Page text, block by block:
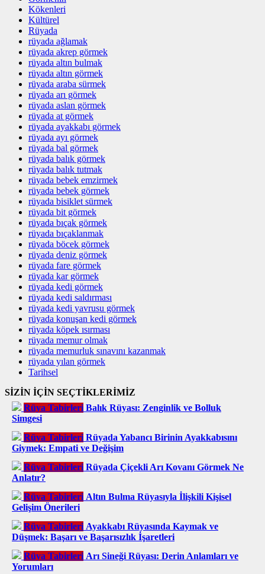
Kökenleri
Kültürel
Rüyada
rüyada ağlamak
rüyada akrep görmek
rüyada altın bulmak
rüyada altın görmek
rüyada araba sürmek
rüyada arı görmek
rüyada aslan görmek
rüyada at görmek
rüyada ayakkabı görmek
rüyada ayı görmek
rüyada bal görmek
rüyada balık görmek
rüyada balık tutmak
rüyada bebek emzirmek
rüyada bebek görmek
rüyada bisiklet sürmek
rüyada bit görmek
rüyada bıçak görmek
rüyada bıçaklanmak
rüyada böcek görmek
rüyada deniz görmek
rüyada fare görmek
rüyada kar görmek
rüyada kedi görmek
rüyada kedi saldırması
rüyada kedi yavrusu görmek
rüyada konuşan kedi görmek
rüyada köpek ısırması
rüyada memur olmak
rüyada memurluk sınavını kazanmak
rüyada yılan görmek
Tarihsel
SİZİN İÇİN SEÇTİKLERİMİZ
Rüya Tabirleri Balık Rüyası: Zenginlik ve Bolluk
Simgesi
Rüya Tabirleri Rüyada Yabancı Birinin Ayakkabısını
Giymek: Empati ve Değişim
Rüya Tabirleri Rüyada Çiçekli Arı Kovanı Görmek Ne
Anlatır?
Rüya Tabirleri Altın Bulma Rüyasıyla İlişkili Kişisel
Gelişim Önerileri
Rüya Tabirleri Ayakkabı Rüyasında Kaymak ve
Düşmek: Başarı ve Başarısızlık İşaretleri
Rüya Tabirleri Arı Sineği Rüyası: Derin Anlamları ve
Yorumları